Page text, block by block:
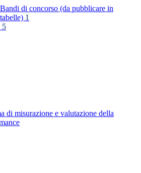
Bandi di concorso (da pubblicare in
tabelle) 1
5
di misurazione e valutazione della